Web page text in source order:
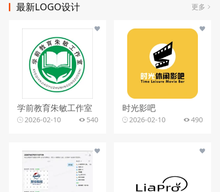
最新LOGO设计 更多
学前教育朱敏工作室
2026-02-10 540
时光影吧
2026-02-10 490